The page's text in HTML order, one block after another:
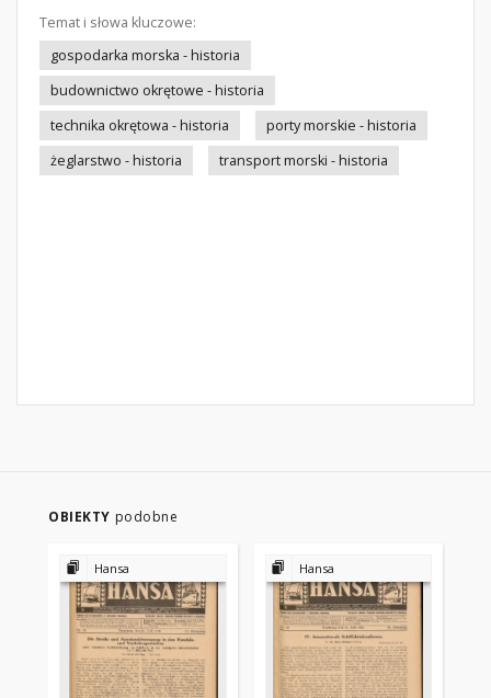
Temat i słowa kluczowe:
gospodarka morska - historia
budownictwo okrętowe - historia
technika okrętowa - historia
porty morskie - historia
żeglarstwo - historia
transport morski - historia
OBIEKTY podobne
Hansa Hansa